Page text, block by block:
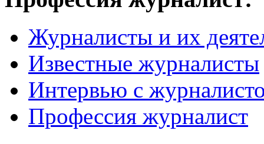
Журналисты и их
Известные журналисты
Интервью с
Профессия журналист